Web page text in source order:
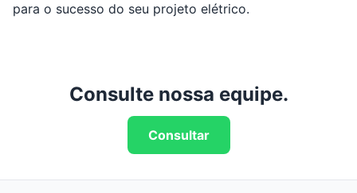
para o sucesso do seu projeto elétrico.
Consulte nossa equipe.
Consultar